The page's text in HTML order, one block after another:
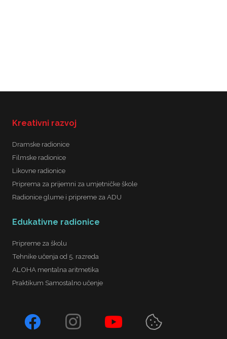
Kreativni razvoj
Dramske radionice
Filmske radionice
Likovne radionice
Priprema za prijemni za umjetničke škole
Radionice glume i pripreme za ADU
Edukativne radionice
Pripreme za školu
Tehnike učenja od 5. razreda
ALOHA mentalna aritmetika
Praktikum Samostalno učenje